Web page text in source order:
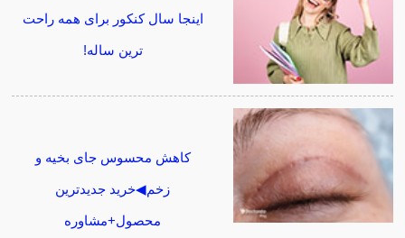
اینجا سال کنکور برای همه راحت
ترین ساله!
کاهش محسوس جای بخیه و
زخم◀خرید جدیدترین
محصول+مشاوره